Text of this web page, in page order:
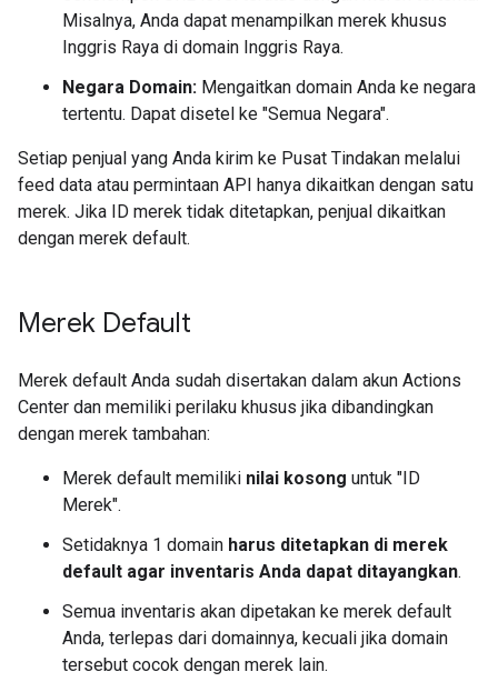
Misalnya, Anda dapat menampilkan merek khusus
Inggris Raya di domain Inggris Raya.
Negara Domain: Mengaitkan domain Anda ke negara
tertentu. Dapat disetel ke "Semua Negara".
Setiap penjual yang Anda kirim ke Pusat Tindakan melalui
feed data atau permintaan API hanya dikaitkan dengan satu
merek. Jika ID merek tidak ditetapkan, penjual dikaitkan
dengan merek default.
Merek Default
Merek default Anda sudah disertakan dalam akun Actions
Center dan memiliki perilaku khusus jika dibandingkan
dengan merek tambahan:
Merek default memiliki nilai kosong untuk "ID
Merek".
Setidaknya 1 domain harus ditetapkan di merek
default agar inventaris Anda dapat ditayangkan.
Semua inventaris akan dipetakan ke merek default
Anda, terlepas dari domainnya, kecuali jika domain
tersebut cocok dengan merek lain.